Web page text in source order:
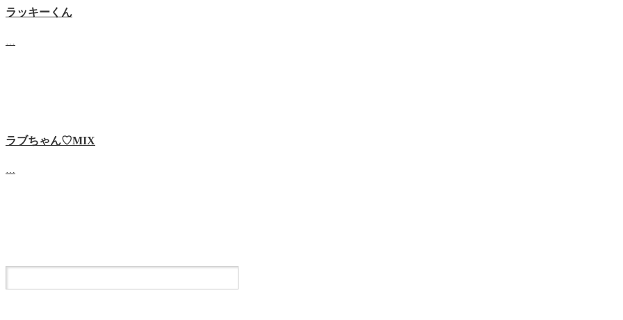
ラッキーくん
ラブちゃん♡MIX